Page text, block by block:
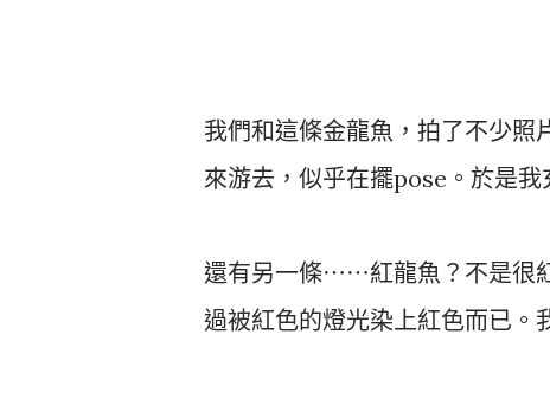
我們和這條金龍魚，拍了不少照
來游去，似乎在擺pose。於是我
還有另一條⋯⋯紅龍魚？不是很
過被紅色的燈光染上紅色而已。